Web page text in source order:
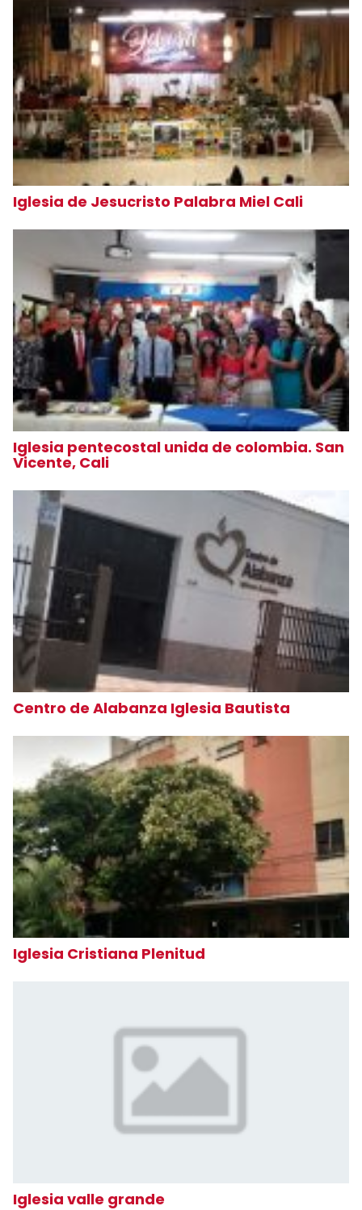
Iglesia de Jesucristo Palabra Miel Cali
Iglesia pentecostal unida de colombia. San
Vicente, Cali
Centro de Alabanza Iglesia Bautista
Iglesia Cristiana Plenitud
Iglesia valle grande